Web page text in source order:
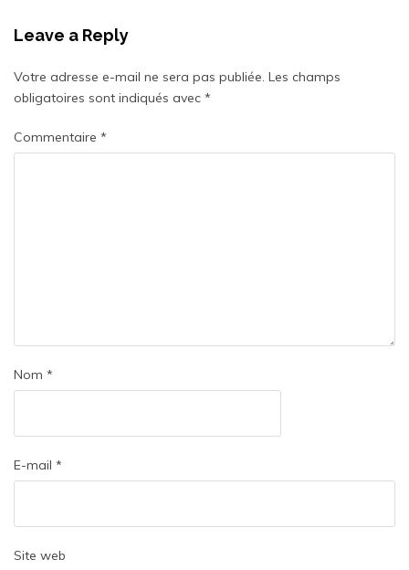
Leave a Reply
Votre adresse e-mail ne sera pas publiée. Les champs
obligatoires sont indiqués avec *
Commentaire *
Nom *
E-mail *
Site web